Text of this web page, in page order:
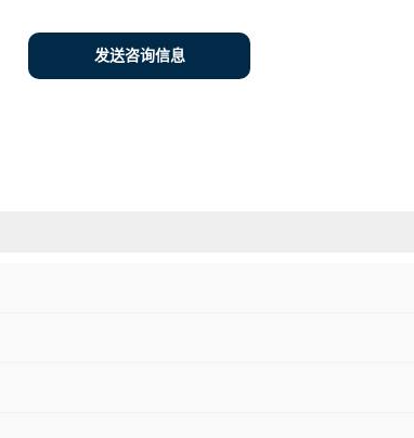
发送咨询信息